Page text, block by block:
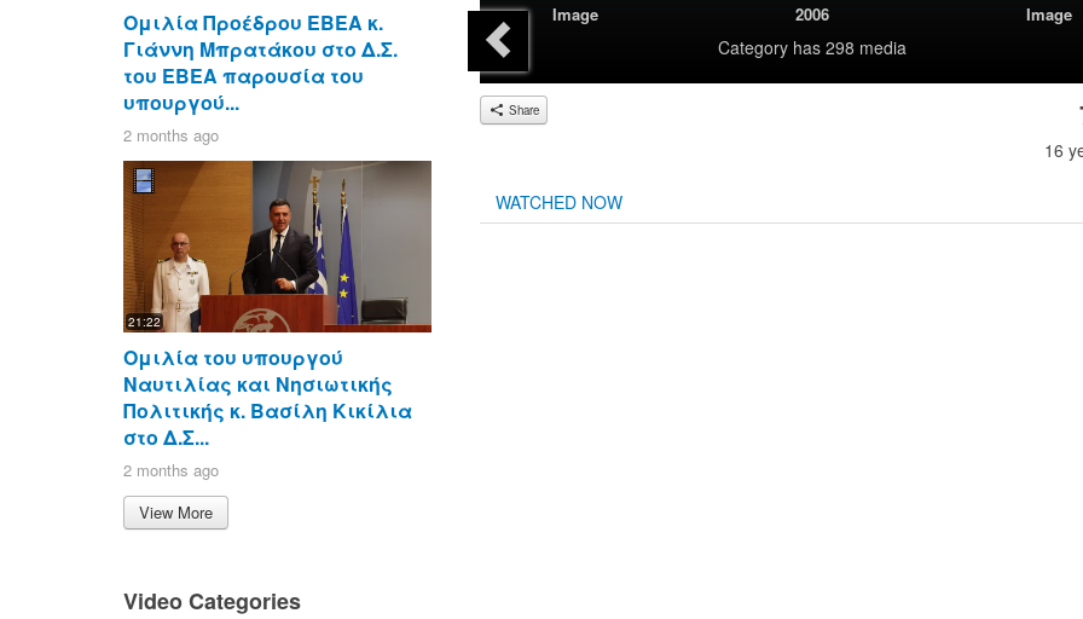
Image 2006
Categoryhas 298 media
Image
Share
16
WATCHED NOW
Ομιλία Προέδρου ΕΒΕΑ κ.
Γιάννη Μπρατάκου στο Δ.Σ.
του ΕΒΕΑ παρουσία του
υπουργού...
2 months ago
21:22
Ομιλία του υπουργού
Ναυτιλίας και Νησιωτικής
Πολιτικής κ. Βασίλη Κικίλια
στο Δ.Σ...
2 months ago
View More
Video Categories